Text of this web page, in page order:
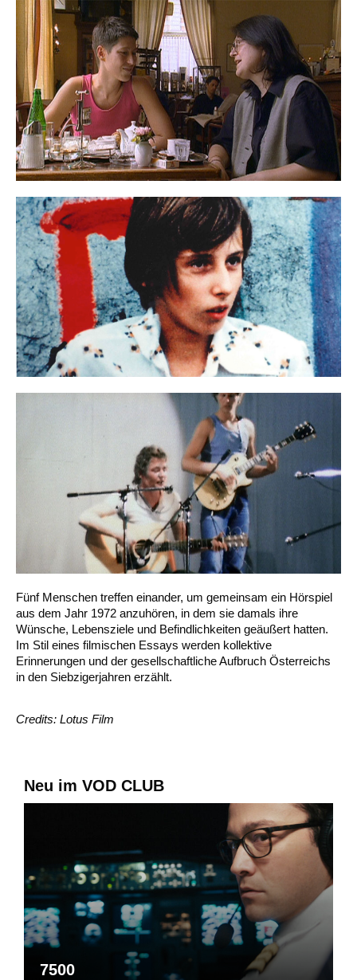
Fünf Menschen treffen einander, um gemeinsam ein Hörspiel
aus dem Jahr 1972 anzuhören, in dem sie damals ihre
Wünsche, Lebensziele und Befindlichkeiten geäußert hatten.
Im Stil eines filmischen Essays werden kollektive
Erinnerungen und der gesellschaftliche Aufbruch Österreichs
in den Siebzigerjahren erzählt.
Credits: Lotus Film
Neu im VOD CLUB
7500